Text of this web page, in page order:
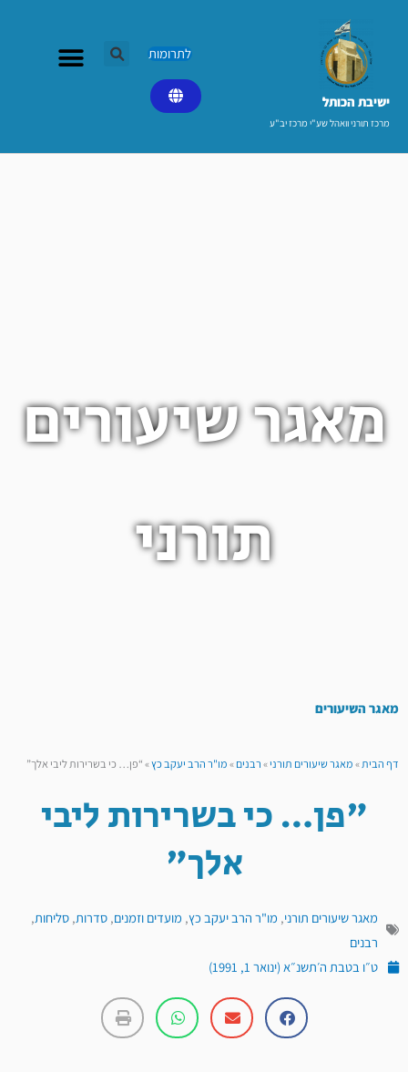
ישיבת הכותל​
מרכז תורני וואהל שע"י מרכז יב"ע
לתרומות
מאגר שיעורים
תורני
מאגר השיעורים
דף הבית»מאגר שיעורים תורני»רבנים»מו"ר הרב יעקב כץ»“פן… כי בשרירות ליבי אלך”
"פן… כי בשרירות ליבי
אלך"
מאגר שיעורים תורני, מו"ר הרב יעקב כץ, מועדים וזמנים, סדרות, סליחות,
רבנים
ט״ו בטבת ה׳תשנ״א (ינואר 1, 1991)